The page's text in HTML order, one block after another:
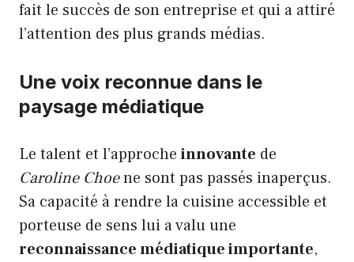
fait le succès de son entreprise et qui a attiré
l’attention des plus grands médias.
Une voix reconnue dans le
paysage médiatique
Le talent et l’approche innovante de
Caroline Choene sont pas passés inaperçus.
Sa capacité à rendre la cuisine accessible et
porteuse de sens lui a valu une
reconnaissance médiatique importante,